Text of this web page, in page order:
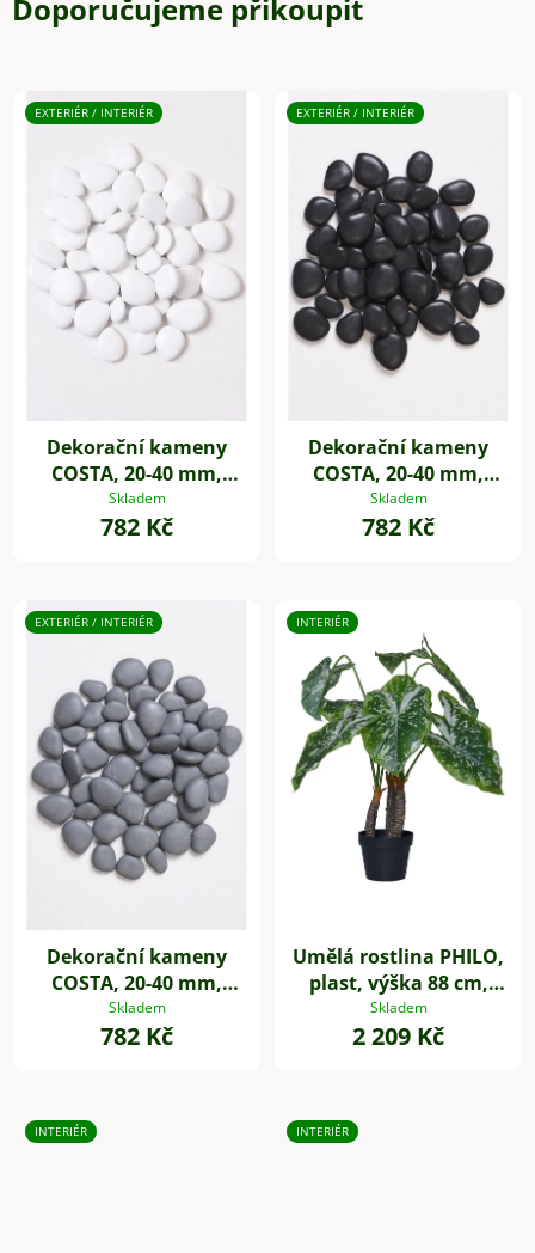
Doporučujeme přikoupit
EXTERIÉR / INTERIÉR
Dekorační kameny
COSTA, 20-40 mm,
plast, bílá
Skladem
782 Kč
EXTERIÉR / INTERIÉR
Dekorační kameny
COSTA, 20-40 mm,
plast, černá
Skladem
782 Kč
EXTERIÉR / INTERIÉR
Dekorační kameny
COSTA, 20-40 mm,
plast, šedá
Skladem
782 Kč
INTERIÉR
Umělá rostlina PHILO,
plast, výška 88 cm,
zelená
Skladem
2 209 Kč
INTERIÉR INTERIÉR